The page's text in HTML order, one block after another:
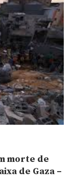
morte de
de Gaza –